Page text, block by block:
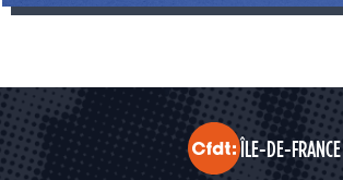
ÎLE-DE-FRANCE